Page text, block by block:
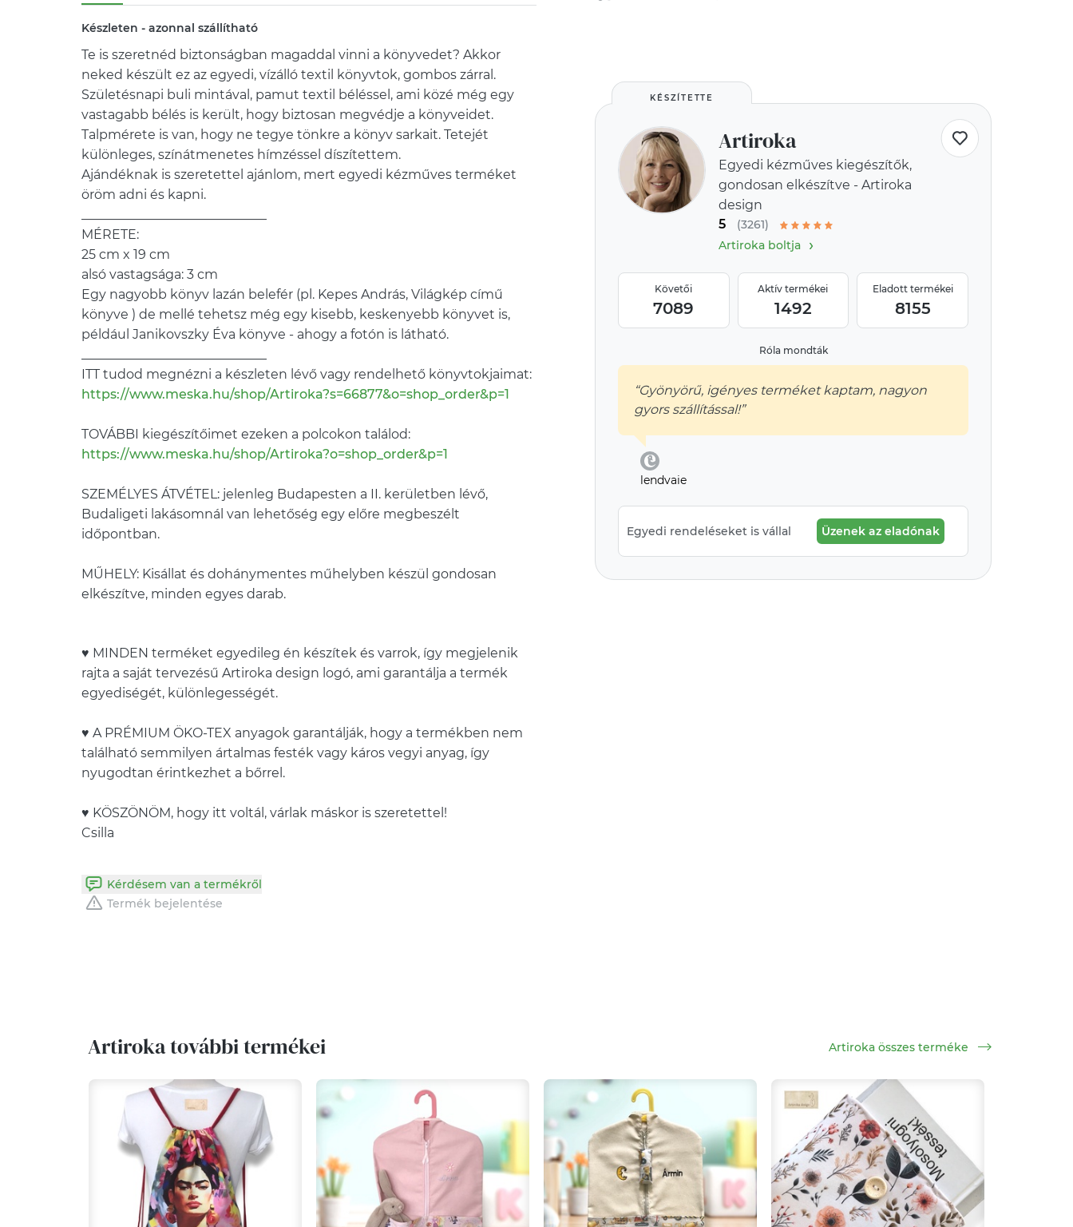
Készleten - azonnal szállítható
Te is szeretnéd biztonságban magaddal vinni a könyvedet? Akkor
neked készült ez az egyedi, vízálló textil könyvtok, gombos zárral.
Születésnapi buli mintával, pamut textil béléssel, ami közé még egy
vastagabb bélés is került, hogy biztosan megvédje a könyveidet.
Talpmérete is van, hogy ne tegye tönkre a könyv sarkait. Tetejét
különleges, színátmenetes hímzéssel díszítettem.
Ajándéknak is szeretettel ajánlom, mert egyedi kézműves terméket
öröm adni és kapni.
MÉRETE:
25 cm x 19 cm
alsó vastagsága: 3 cm
Egy nagyobb könyv lazán belefér (pl. Kepes András, Világkép című
könyve ) de mellé tehetsz még egy kisebb, keskenyebb könyvet is,
például Janikovszky Éva könyve - ahogy a fotón is látható.
ITT tudod megnézni a készleten lévő vagy rendelhető könyvtokjaimat:
https://www.meska.hu/shop/Artiroka?s=66877&o=shop_order&p=1
TOVÁBBI kiegészítőimet ezeken a polcokon találod:
https://www.meska.hu/shop/Artiroka?o=shop_order&p=1
SZEMÉLYES ÁTVÉTEL: jelenleg Budapesten a II. kerületben lévő,
Budaligeti lakásomnál van lehetőség egy előre megbeszélt
időpontban.
MŰHELY: Kisállat és dohánymentes műhelyben készül gondosan
elkészítve, minden egyes darab.
♥ MINDEN terméket egyedileg én készítek és varrok, így megjelenik
rajta a saját tervezésű Artiroka design logó, ami garantálja a termék
egyediségét, különlegességét.
♥ A PRÉMIUM ÖKO-TEX anyagok garantálják, hogy a termékben nem
található semmilyen ártalmas festék vagy káros vegyi anyag, így
nyugodtan érintkezhet a bőrrel.
♥ KÖSZÖNÖM, hogy itt voltál, várlak máskor is szeretettel!
Csilla
Kérdésem van a termékről
Termék bejelentése
KÉSZÍTETTE
Artiroka
Egyedi kézműves kiegészítők,
gondosan elkészítve - Artiroka
design
5
(3261)
Artiroka boltja
›
Követői
7089
Aktív termékei
1492
Eladott termékei
8155
Róla mondták
“Gyönyörű, igényes terméket kaptam, nagyon
gyors szállítással!”
lendvaie
Egyedi rendeléseket is vállal Üzenek az eladónak
Artiroka további termékei Artiroka összes terméke